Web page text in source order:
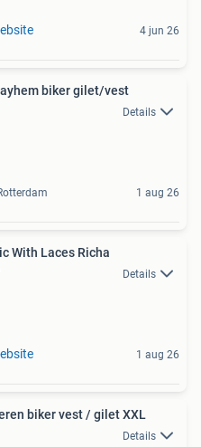
4 jun 26
biker gilet/vest
Details
1 aug 26
With Laces Richa
Details
1 aug 26
biker vest / gilet XXL
Details